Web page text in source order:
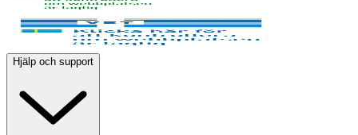
Hjälp och support